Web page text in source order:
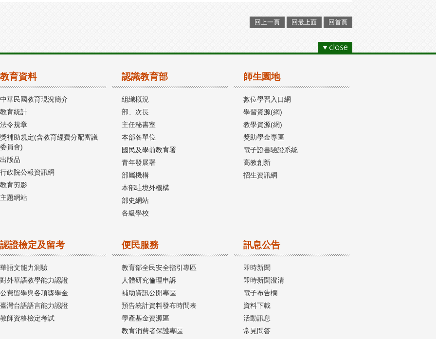
回上一頁 回最上面 回首頁
教育資料
中華民國教育現況簡介
教育統計
法令規章
獎補助規定(含教育經費分配審議
委員會)
出版品
行政院公報資訊網
教育剪影
主題網站
認識教育部
組織概況
部、次長
主任秘書室
本部各單位
國民及學前教育署
青年發展署
部屬機構
本部駐境外機構
部史網站
各級學校
師生園地
數位學習入口網
學習資源(網)
教學資源(網)
獎助學金專區
電子證書驗證系統
高教創新
招生資訊網
認證檢定及留考
華語文能力測驗
對外華語教學能力認證
公費留學與各項獎學金
臺灣台語語言能力認證
教師資格檢定考試
便民服務
教育部全民安全指引專區
人體研究倫理申訴
補助資訊公開專區
預告統計資料發布時間表
學產基金資源區
教育消費者保護專區
訊息公告
即時新聞
即時新聞澄清
電子布告欄
資料下載
活動訊息
常見問答